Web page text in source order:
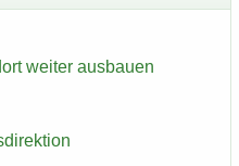
wei­ter aus­bau­en